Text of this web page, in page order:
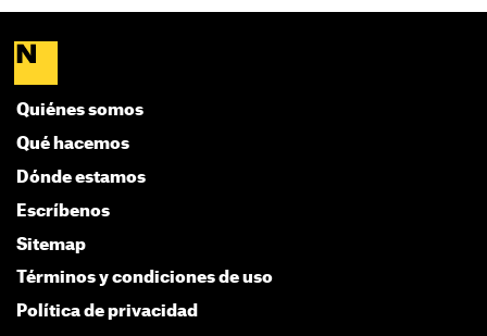
Quiénes somos
Qué hacemos
Dónde estamos
Escríbenos
Sitemap
Términos y condiciones de uso
Política de privacidad